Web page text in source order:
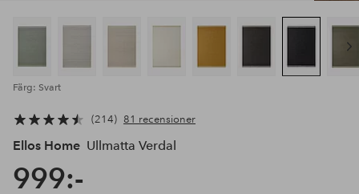
Färg: Svart
214 81 recensioner
Ellos Home Ullmatta Verdal
999:-